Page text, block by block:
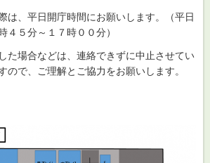
は、平日開庁時間にお願いします。（平日
５分～１７時００分）
た場合などは、連絡できずに中止させてい
ので、ご理解とご協力をお願いします。